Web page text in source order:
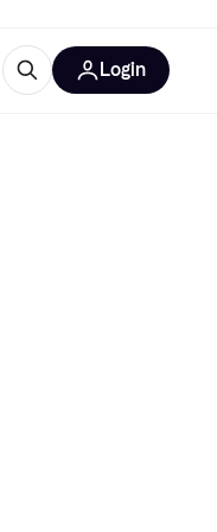
Login